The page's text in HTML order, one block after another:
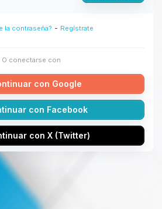
la contraseña? - Regístrate
O conectarse con
con Google
con Facebook
con X (Twitter)